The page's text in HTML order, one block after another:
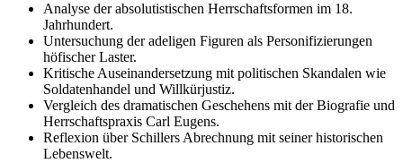
Analyse der absolutistischen Herrschaftsformen im 18.
Jahrhundert.
Untersuchung der adeligen Figuren als Personifizierungen
höfischer Laster.
Kritische Auseinandersetzung mit politischen Skandalen wie
Soldatenhandel und Willkürjustiz.
Vergleich des dramatischen Geschehens mit der Biografie und
Herrschaftspraxis Carl Eugens.
Reflexion über Schillers Abrechnung mit seiner historischen
Lebenswelt.